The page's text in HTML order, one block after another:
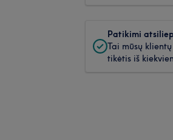
Patikimi
Tai mūsų
tikėtis iš